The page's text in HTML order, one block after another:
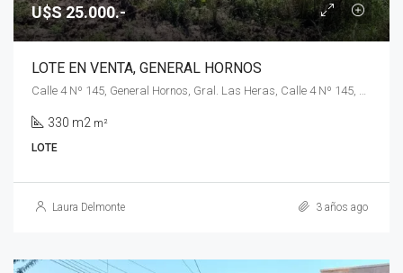
U$S 25.000.-
LOTE EN VENTA, GENERAL HORNOS
330 m2 m²
LOTE
Laura Delmonte 3 años ago